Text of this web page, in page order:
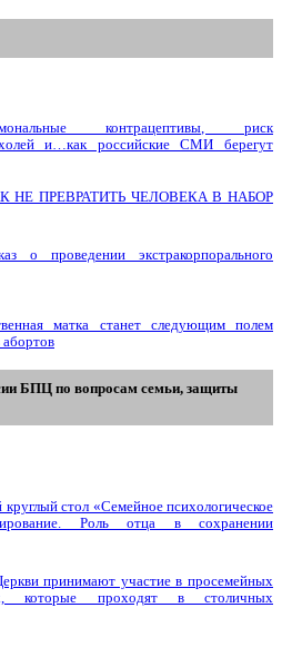
контрацептивы, риск
и…как российские СМИ берегут
НЕ ПРЕВРАТИТЬ ЧЕЛОВЕКА В НАБОР
о проведении экстракорпорального
матка станет следующим полем
БПЦ по вопросам семьи, защиты
круглый стол «Семейное психологическое
Роль отца в сохранении
принимают участие в просемейных
которые проходят в столичных